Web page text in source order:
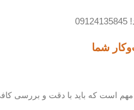
شما
که باید با دقت و بررسی کافی